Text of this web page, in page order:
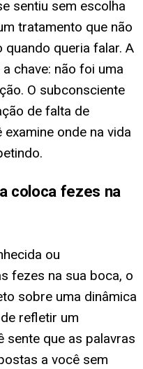
sentiu sem escolha
tratamento que não
queria falar. A
chave: não foi uma
O subconsciente
de falta de
onde na vida
coloca fezes na
ou
fezes na sua boca, o
sobre uma dinâmica
refletir um
sente que as palavras
a você sem